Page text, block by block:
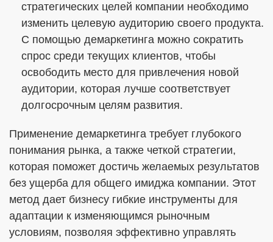
стратегических целей компании необходимо
изменить целевую аудиторию своего продукта.
С помощью демаркетинга можно сократить
спрос среди текущих клиентов, чтобы
освободить место для привлечения новой
аудитории, которая лучше соответствует
долгосрочным целям развития.
Применение демаркетинга требует глубокого
понимания рынка, а также четкой стратегии,
которая поможет достичь желаемых результатов
без ущерба для общего имиджа компании. Этот
метод дает бизнесу гибкие инструменты для
адаптации к изменяющимся рыночным
условиям, позволяя эффективно управлять